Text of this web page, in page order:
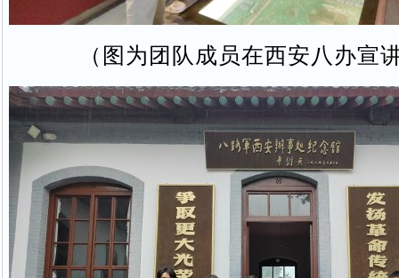
（图为团队成员在西安八办宣